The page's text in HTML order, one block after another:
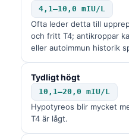
4,1–10,0 mIU/L
Ofta leder detta till
och fritt T4; antikroppar
eller autoimmun historik
Tydligt högt
10,1–20,0 mIU/L
Hypotyreos blir mycket
T4 är lågt.
Galego
Latviešu valoda
Македонски јазик
Gàidhlig
Occitan
العربية المغربية